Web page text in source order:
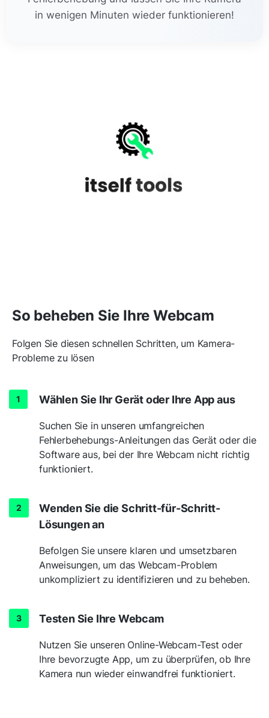
in wenigen Minuten wieder funktionieren!
So beheben Sie Ihre Webcam
Folgen Sie diesen schnellen Schritten, um Kamera-
Probleme zu lösen
Wählen Sie Ihr Gerät oder Ihre App aus
Suchen Sie in unseren umfangreichen
Fehlerbehebungs-Anleitungen das Gerät oder die
Software aus, bei der Ihre Webcam nicht richtig
funktioniert.
Wenden Sie die Schritt-für-Schritt-
Lösungen an
Befolgen Sie unsere klaren und umsetzbaren
Anweisungen, um das Webcam-Problem
unkompliziert zu identifizieren und zu beheben.
Testen Sie Ihre Webcam
Nutzen Sie unseren Online-Webcam-Test oder
Ihre bevorzugte App, um zu überprüfen, ob Ihre
Kamera nun wieder einwandfrei funktioniert.